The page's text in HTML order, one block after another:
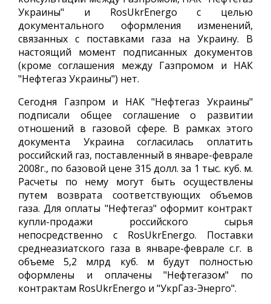
Украины" и RosUkrEnergo с целью
документального оформления изменений,
связанных с поставками газа на Украину. В
настоящий момент подписанных документов
(кроме соглашения между Газпромом и НАК
"Нефтегаз Украины") нет.
Сегодня Газпром и НАК "Нефтегаз Украины"
подписали общее соглашение о развитии
отношений в газовой сфере. В рамках этого
документа Украина согласилась оплатить
российский газ, поставленный в январе-феврале
2008г., по базовой цене 315 долл. за 1 тыс. куб. м.
Расчеты по нему могут быть осуществлены
путем возврата соответствующих объемов
газа. Для оплаты "Нефтегаз" оформит контракт
купли-продажи российского сырья
непосредственно с RosUkrEnergo. Поставки
среднеазиатского газа в январе-феврале с.г. в
объеме 5,2 млрд куб. м будут полностью
оформлены и оплачены "Нефтегазом" по
контрактам RosUkrEnergo и "УкрГаз-Энерго".